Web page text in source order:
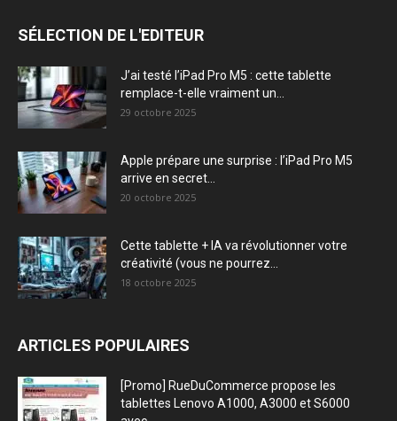
SÉLECTION DE L'EDITEUR
J’ai testé l’iPad Pro M5 : cette tablette
remplace-t-elle vraiment un...
29 octobre 2025
Apple prépare une surprise : l’iPad Pro M5
arrive en secret...
20 octobre 2025
Cette tablette + IA va révolutionner votre
créativité (vous ne pourrez...
18 octobre 2025
ARTICLES POPULAIRES
[Promo] RueDuCommerce propose les
tablettes Lenovo A1000, A3000 et S6000